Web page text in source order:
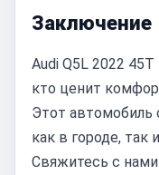
Заключение
Audi Q5L 2022
кто ценит
Этот
как в городе, так
Свяжитесь с нами